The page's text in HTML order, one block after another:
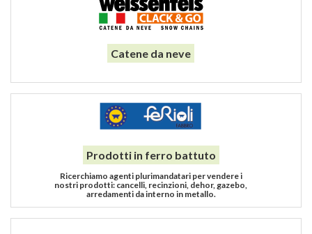
Catene da neve
Prodotti in ferro battuto
Ricerchiamo agenti plurimandatari per vendere i
nostri prodotti: cancelli, recinzioni, dehor, gazebo,
arredamenti da interno in metallo.